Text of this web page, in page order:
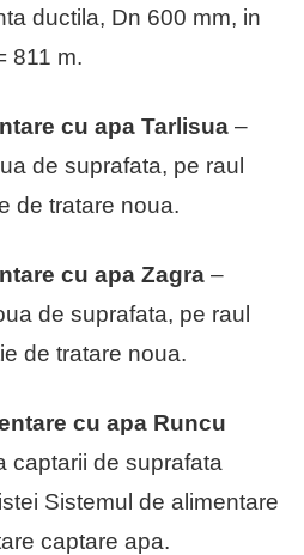
ductila, Dn 600 mm, in
811 m.
cu apa Tarlisua –
de suprafata, pe raul
de tratare noua.
cu apa Zagra –
de suprafata, pe raul
de tratare noua.
cu apa Runcu
captarii de suprafata
Sistemul de alimentare
captare apa.